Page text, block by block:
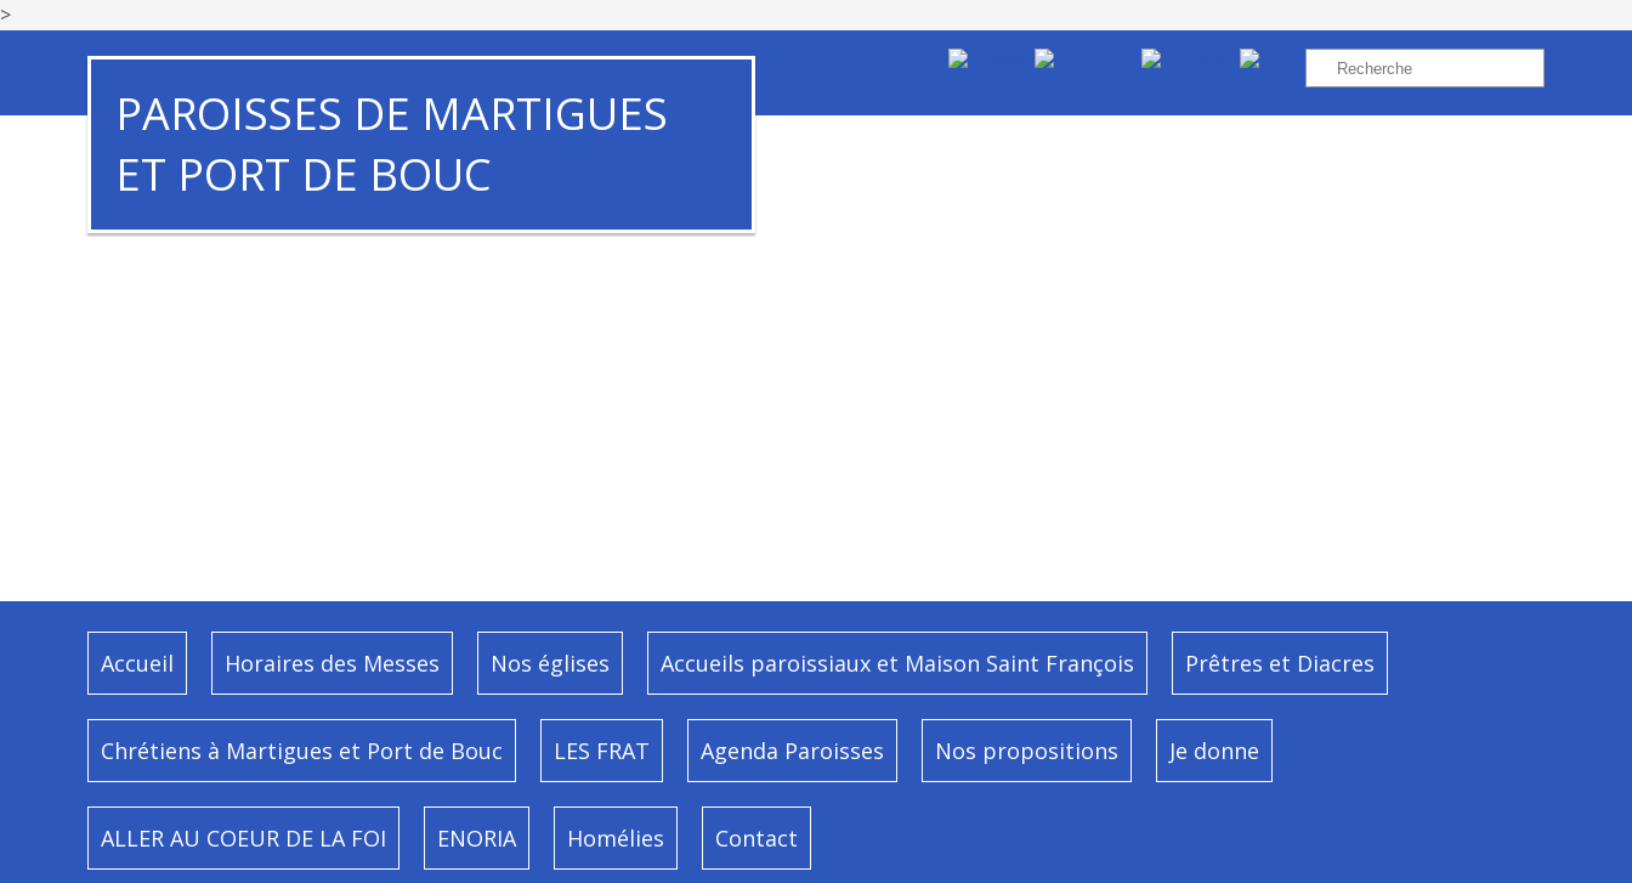
>
PAROISSES DE MARTIGUES
ET PORT DE BOUC
Accueil Horaires des Messes Nos églises Accueils paroissiaux et Maison Saint François Prêtres et Diacres
Chrétiens à Martigues et Port de Bouc LES FRAT Agenda Paroisses Nos propositions Je donne
ALLER AU COEUR DE LA FOI ENORIA Homélies Contact